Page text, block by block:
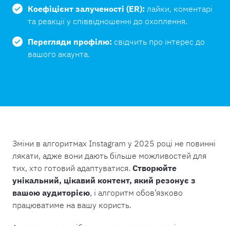
Коефіцієнт залученості (ER): лайки, коментарі
та реакції у співвідношенні до охоплення.
Перегляди профілю: свідчить про інтерес до
вашого акаунта.
Зміни в алгоритмах Instagram у 2025 році не повинні
лякати, адже вони дають більше можливостей для
тих, хто готовий адаптуватися. Створюйте
унікальний, цікавий контент, який резонує з
вашою аудиторією, і алгоритм обов’язково
працюватиме на вашу користь.